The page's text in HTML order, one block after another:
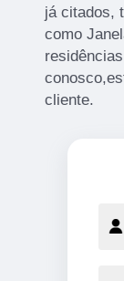
já citados,
como
cliente.